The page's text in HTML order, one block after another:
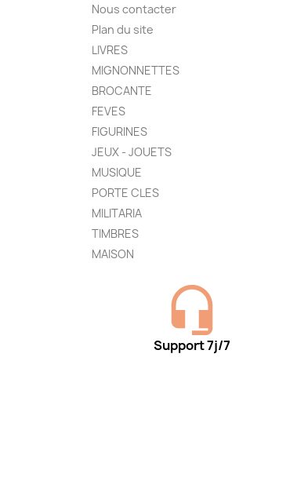
Nous contacter
Plan du site
LIVRES
MIGNONNETTES
BROCANTE
FEVES
FIGURINES
JEUX - JOUETS
MUSIQUE
PORTE CLES
MILITARIA
TIMBRES
MAISON
Support 7j/7